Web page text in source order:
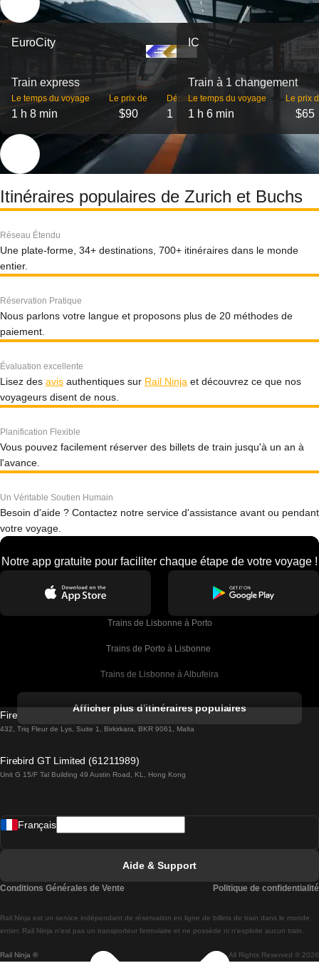
EuroCity
Train express
Le temps du voyage
1 h 8 min
Le prix de
$90
Départs
1
IC
Train à 1 changement
Le temps du voyage
1 h 6 min
Le prix
$65
Itinéraires populaires de Zurich et Buchs
Réseau Étendu
Une plate-forme, 34+ destinations, 700+ itinéraires dans le monde
entier.
Réservation Pratique
Nous parlons votre langue et proposons plus de 20 méthodes de
paiement.
Évaluation excellente
Lisez des avis authentiques sur Rail Ninja et découvrez ce que nos
voyageurs disent de nous.
Planification Flexible
Vous pouvez facilement réserver des billets de train jusqu'à un an à
l'avance.
Un Véritable Soutien Humain
Besoin d'aide ? Contactez notre service d'assistance avant ou pendant
votre voyage.
Notre app gratuite pour faciliter chaque étape de votre voyage !
Trains de Lisbonne à Porto
Trains de Porto à Lisbonne
Trains de Lisbonne à Albufeira
Trains de Lisbonne à Lagos
Trains de Lisbonne à Madrid
Trains de Lisbonne à Braga
Trains de Braga à Lisbonne
Afficher plus d'itinéraires populaires
Firebird GT Limited (OC 1451)
432, Triq Fleur de Lys, Suite 1, Birkirkara, BKR 9061, Malta
Firebird GT Limited (61211989)
Unit G 15/F Tal Building 49 Austin Road, KL, Hong Kong
Rail Ninja ® All Rights Reserved © 2026
Rail.Ninja est un service indépendant de réservation en ligne de billets de train dans le monde
entier. Rail Ninja n'est pas un transporteur ferroviaire et ne possède ni n'exploite aucun train.
Français
Aide & Support
Conditions Générales de Vente Politique de confidentialité